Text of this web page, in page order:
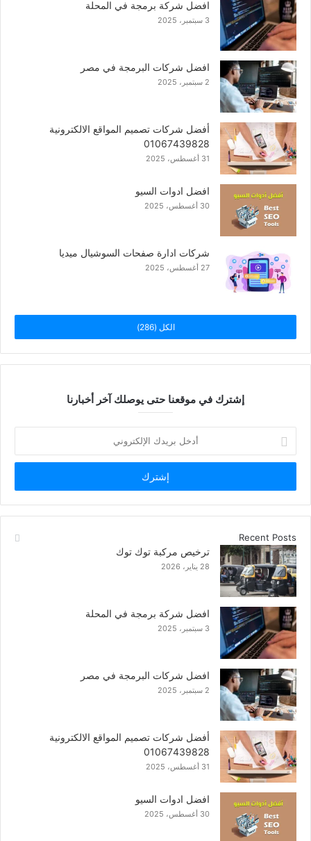
افضل شركة برمجة في المحلة
3 سبتمبر، 2025
افضل شركات البرمجة في مصر
2 سبتمبر، 2025
أفضل شركات تصميم المواقع الالكترونية
01067439828
31 أغسطس، 2025
افضل ادوات السيو
30 أغسطس، 2025
شركات ادارة صفحات السوشيال ميديا
27 أغسطس، 2025
الكل (286)
إشترك في موقعنا حتى يوصلك آخر أخبارنا
بريدك
الإلكتروني
Recent Posts
ترخيص مركبة توك توك
28 يناير، 2026
افضل شركة برمجة في المحلة
3 سبتمبر، 2025
افضل شركات البرمجة في مصر
2 سبتمبر، 2025
أفضل شركات تصميم المواقع الالكترونية
01067439828
31 أغسطس، 2025
افضل ادوات السيو
30 أغسطس، 2025